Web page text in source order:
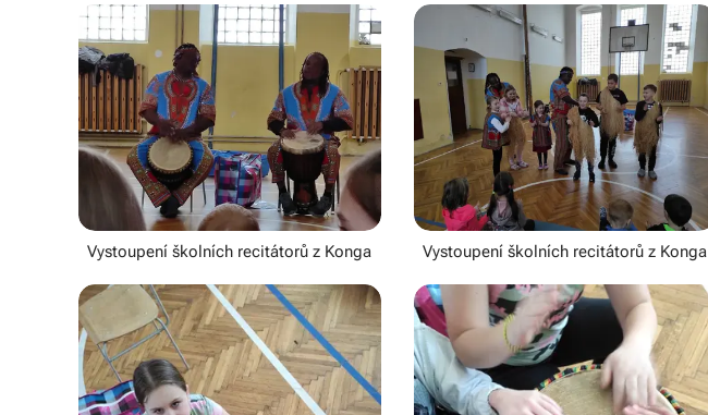
Vystoupení školních recitátorů z Konga Vystoupení školních recitátorů z Konga